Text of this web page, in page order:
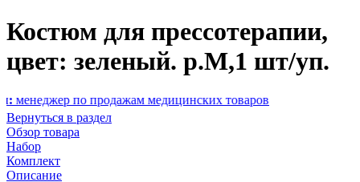
Костюм для прессотерапии,
цвет: зеленый. р.М,1 шт/уп.
по продажам медицинских товаров
Вернуться в раздел
Обзор товара
Набор
Комплект
Описание